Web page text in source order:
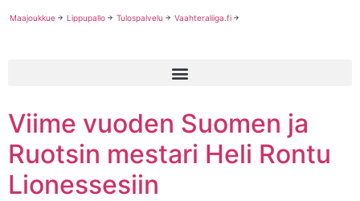
Maajoukkue Lippupallo Tulospalvelu Vaahteraliiga.fi
Viime vuoden Suomen ja
Ruotsin mestari Heli Rontu
Lionessesiin